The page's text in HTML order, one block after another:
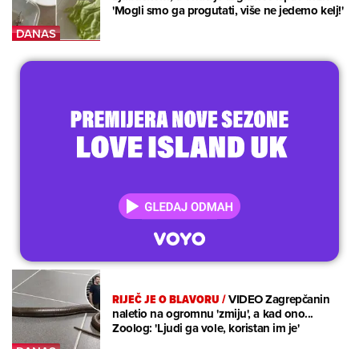
'Mogli smo ga progutati, više ne jedemo kelj!'
RIJEČ JE O BLAVORU/VIDEO Zagrepčanin
naletio na ogromnu 'zmiju', a kad ono...
Zoolog: 'Ljudi ga vole, koristan im je'